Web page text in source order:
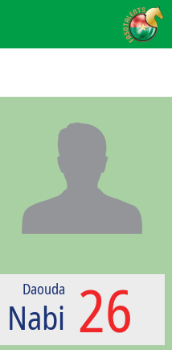
26
Daouda
Nabi